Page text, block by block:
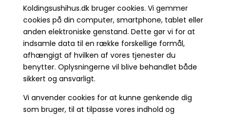
Koldingsushihus.dk bruger cookies. Vi gemmer
cookies på din computer, smartphone, tablet eller
anden elektroniske genstand. Dette gør vi for at
indsamle data til en række forskellige formål,
afhængigt af hvilken af vores tjenester du
benytter. Oplysningerne vil blive behandlet både
sikkert og ansvarligt.
Vi anvender cookies for at kunne genkende dig
som bruger, til at tilpasse vores indhold og